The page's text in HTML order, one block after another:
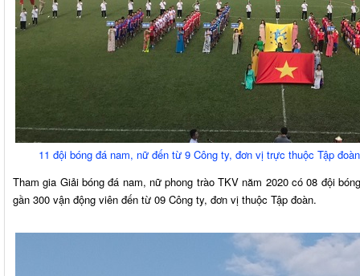
11 đội bóng đá nam, nữ đến từ 9 Công ty, đơn vị trực thuộc Tập
Tham gia Giải bóng đá nam, nữ phong trào TKV năm 2020 có 08 đội
gần 300 vận động viên đến từ 09 Công ty, đơn vị thuộc Tập đoàn.